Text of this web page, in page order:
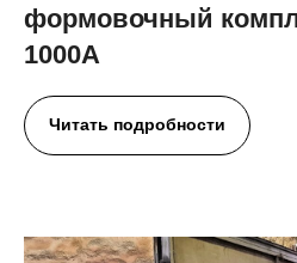
формовочный
1000А
Читать подробности